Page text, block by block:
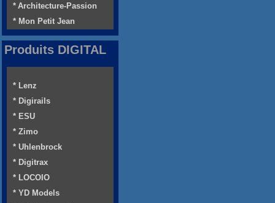
* Architecture-Passion
* Mon Petit Jean
Produits DIGITAL
* Lenz
* Digirails
* ESU
* Zimo
* Uhlenbrock
* Digitrax
* LOCOIO
* YD Models